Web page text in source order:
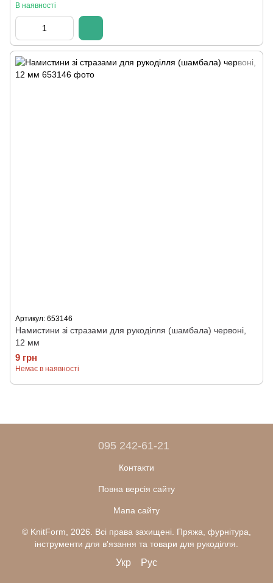
В наявності
Артикул: 653146
Намистини зі стразами для рукоділля (шамбала) червоні,
12 мм
9 грн
Немає в наявності
095 242-61-21
Контакти
Повна версія сайту
Мапа сайту
© KnitForm, 2026. Всі права захищені. Пряжа, фурнітура,
інструменти для в'язання та товари для рукоділля.
Укр Рус